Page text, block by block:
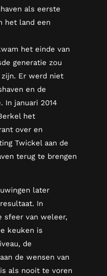
als eerste
het land een
het einde van
generatie zou
Er werd niet
en de
In januari 2014
het
over en
Twickel aan de
terug te brengen
later
In
sfeer van weleer,
keuken is
de
de wensen van
als nooit te voren